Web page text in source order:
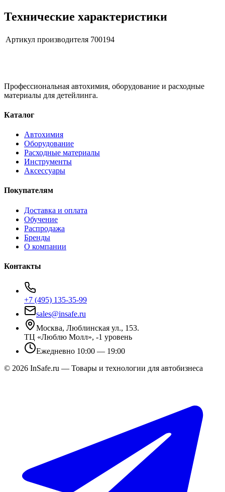
Технические характеристики
Артикул производителя 700194
Профессиональная автохимия, оборудование и расходные
материалы для детейлинга.
Каталог
Автохимия
Оборудование
Расходные материалы
Инструменты
Аксессуары
Покупателям
Доставка и оплата
Обучение
Распродажа
Бренды
О компании
Контакты
+7 (495) 135-35-99
sales@insafe.ru
Москва, Люблинская ул., 153.
ТЦ «Люблю Молл», -1 уровень
Ежедневно 10:00 — 19:00
© 2026 InSafe.ru — Товары и технологии для автобизнеса